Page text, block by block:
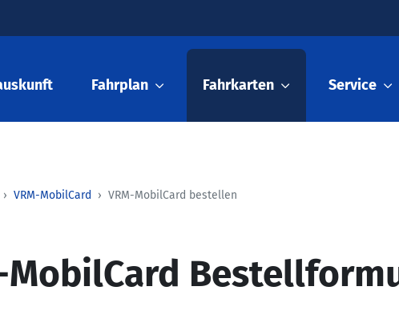
Fahrplan Fahrkarten Service
VRM-MobilCard VRM-MobilCard bestellen
MobilCard